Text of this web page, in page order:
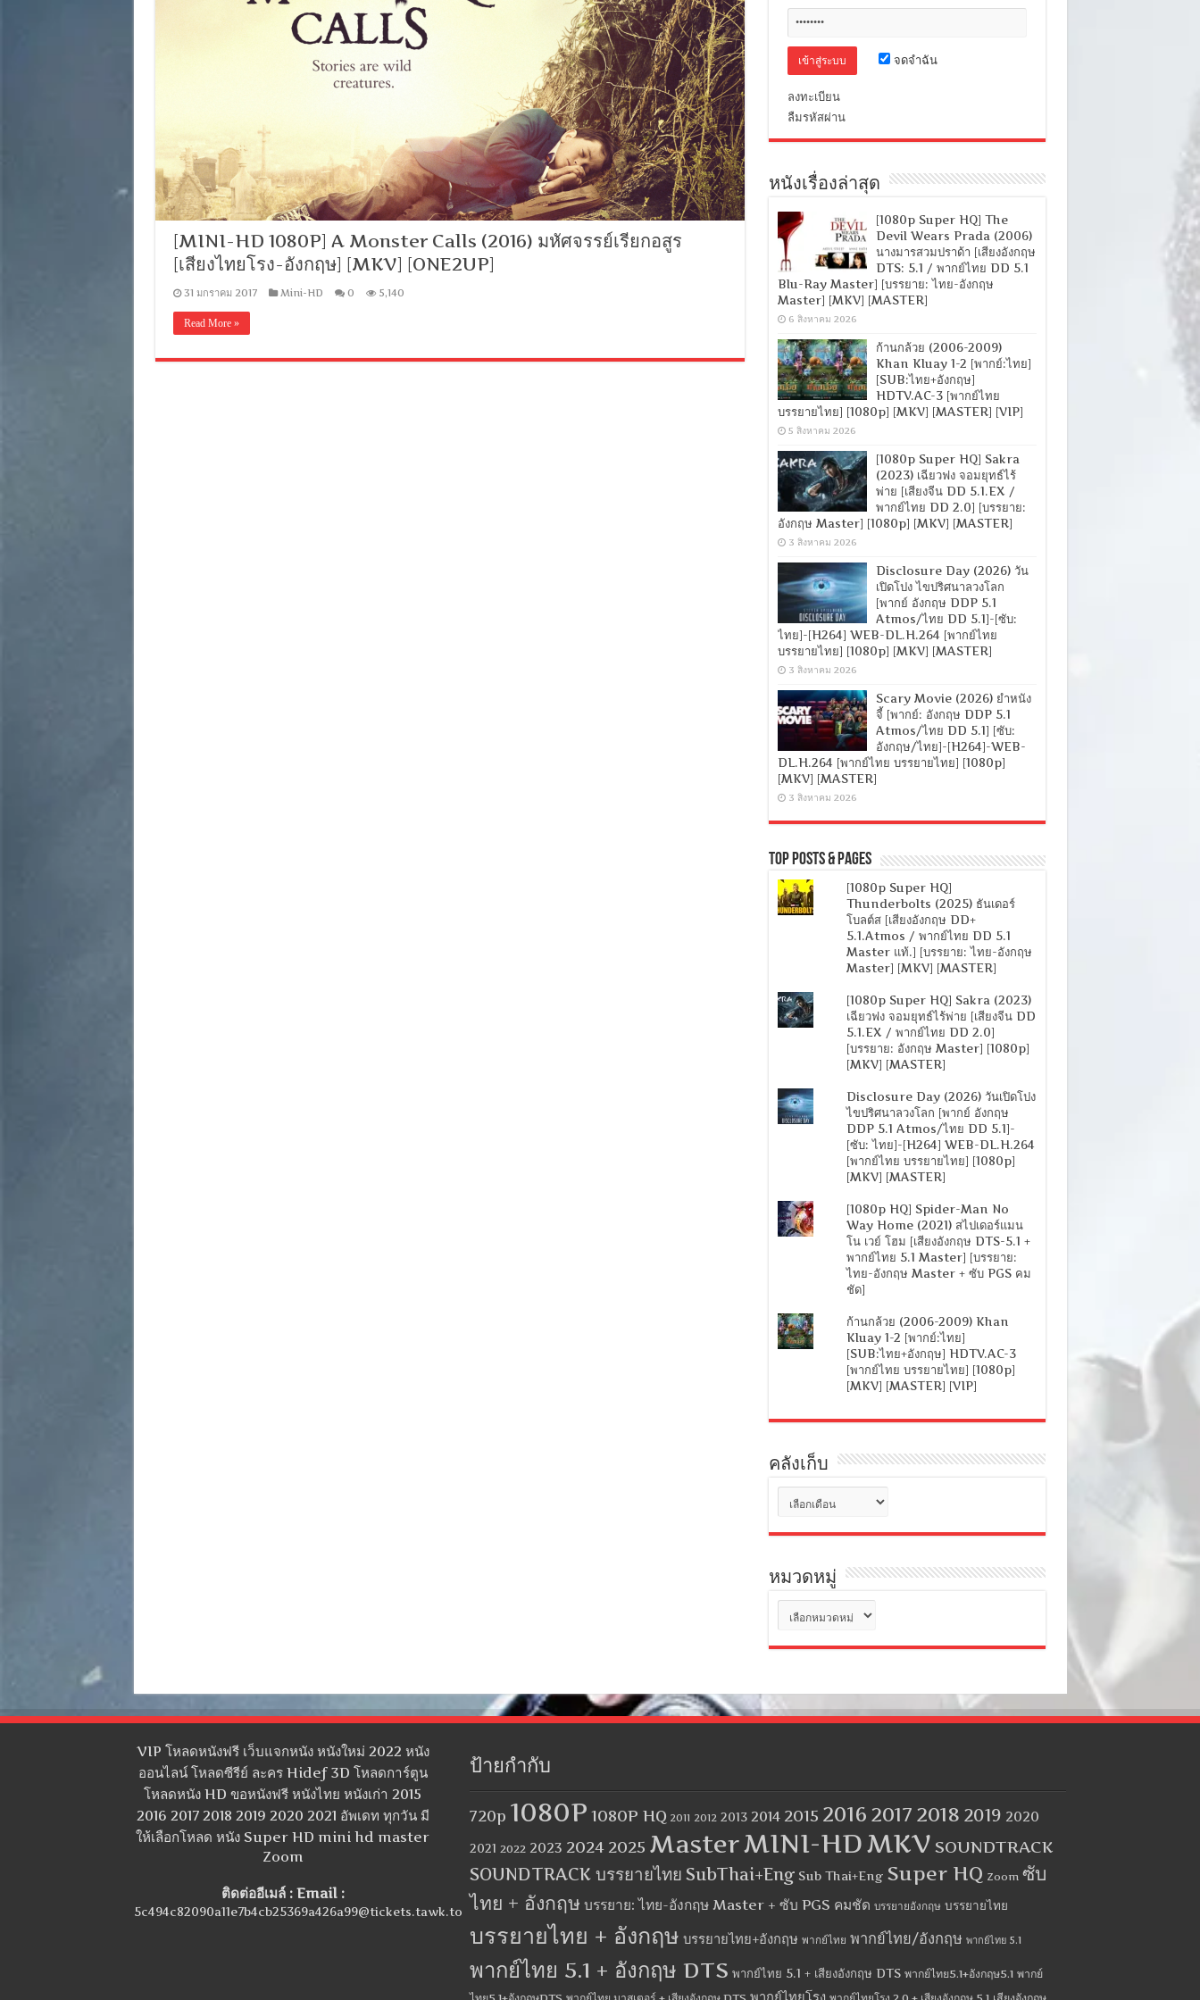
[MINI-HD 1080P] A Monster Calls (2016) มหัศจรรย์เรียกอสูร
[เสียงไทยโรง-อังกฤษ] [MKV] [ONE2UP]
31 มกราคม 2017 Mini-HD 0 5,140
Read More »
จดจำฉัน
ลงทะเบียน
ลืมรหัสผ่าน
หนังเรื่องล่าสุด
[1080p Super HQ] The
Devil Wears Prada (2006)
นางมารสวมปราด้า [เสียงอังกฤษ
DTS: 5.1 / พากย์ไทย DD 5.1
Blu-Ray Master] [บรรยาย: ไทย-อังกฤษ
Master] [MKV] [MASTER]
6 สิงหาคม 2026
ก้านกล้วย (2006-2009)
Khan Kluay 1-2 [พากย์:ไทย]
[SUB:ไทย+อังกฤษ]
HDTV.AC-3 [พากย์ไทย
บรรยายไทย] [1080p] [MKV] [MASTER] [VIP]
5 สิงหาคม 2026
[1080p Super HQ] Sakra
(2023) เฉียวฟง จอมยุทธ์ไร้
พ่าย [เสียงจีน DD 5.1.EX /
พากย์ไทย DD 2.0] [บรรยาย:
อังกฤษ Master] [1080p] [MKV] [MASTER]
3 สิงหาคม 2026
Disclosure Day (2026) วัน
เปิดโปง ไขปริศนาลวงโลก
[พากย์ อังกฤษ DDP 5.1
Atmos/ไทย DD 5.1]-[ซับ:
ไทย]-[H264] WEB-DL.H.264 [พากย์ไทย
บรรยายไทย] [1080p] [MKV] [MASTER]
3 สิงหาคม 2026
Scary Movie (2026) ยำหนัง
จี้ [พากย์: อังกฤษ DDP 5.1
Atmos/ไทย DD 5.1] [ซับ:
อังกฤษ/ไทย]-[H264]-WEB-
DL.H.264 [พากย์ไทย บรรยายไทย] [1080p]
[MKV] [MASTER]
3 สิงหาคม 2026
Top Posts & Pages
[1080p Super HQ]
Thunderbolts (2025) ธันเดอร์
โบลต์ส [เสียงอังกฤษ DD+
5.1.Atmos / พากย์ไทย DD 5.1
Master แท้.] [บรรยาย: ไทย-อังกฤษ
Master] [MKV] [MASTER]
[1080p Super HQ] Sakra (2023)
เฉียวฟง จอมยุทธ์ไร้พ่าย [เสียงจีน DD
5.1.EX / พากย์ไทย DD 2.0]
[บรรยาย: อังกฤษ Master] [1080p]
[MKV] [MASTER]
Disclosure Day (2026) วันเปิดโปง
ไขปริศนาลวงโลก [พากย์ อังกฤษ
DDP 5.1 Atmos/ไทย DD 5.1]-
[ซับ: ไทย]-[H264] WEB-DL.H.264
[พากย์ไทย บรรยายไทย] [1080p]
[MKV] [MASTER]
[1080p HQ] Spider-Man No
Way Home (2021) สไปเดอร์แมน
โน เวย์ โฮม [เสียงอังกฤษ DTS-5.1 +
พากย์ไทย 5.1 Master] [บรรยาย:
ไทย-อังกฤษ Master + ซับ PGS คม
ชัด]
ก้านกล้วย (2006-2009) Khan
Kluay 1-2 [พากย์:ไทย]
[SUB:ไทย+อังกฤษ] HDTV.AC-3
[พากย์ไทย บรรยายไทย] [1080p]
[MKV] [MASTER] [VIP]
คลังเก็บ
เก็บ
หมวดหมู่
หมู่
VIP โหลดหนังฟรี เว็บแจกหนัง หนังใหม่ 2022 หนัง
ออนไลน์ โหลดซีรีย์ ละคร Hidef 3D โหลดการ์ตูน
โหลดหนัง HD ขอหนังฟรี หนังไทย หนังเก่า 2015
2016 2017 2018 2019 2020 2021 อัพเดท ทุกวัน มี
ให้เลือกโหลด หนัง Super HD mini hd master
Zoom
ติดต่ออีเมล์ : Email :
5c494c82090a11e7b4cb25369a426a99@tickets.tawk.to
ป้ายกำกับ
720p 1080P 1080P HQ 2011 2012 2013 2014 2015 2016 2017 2018 2019 2020
2021 2022 2023 2024 2025 MasterMINI-HDMKV SOUNDTRACK
SOUNDTRACK บรรยายไทย SubThai+Eng Sub Thai+Eng Super HQ Zoom ซับ
ไทย + อังกฤษ บรรยาย: ไทย-อังกฤษ Master + ซับ PGS คมชัด บรรยายอังกฤษ บรรยายไทย
บรรยายไทย + อังกฤษ บรรยายไทย+อังกฤษ พากย์ไทย พากย์ไทย/อังกฤษ พากย์ไทย 5.1
พากย์ไทย 5.1 + อังกฤษ DTS พากย์ไทย 5.1 + เสียงอังกฤษ DTS พากย์ไทย5.1+อังกฤษ5.1 พากย์